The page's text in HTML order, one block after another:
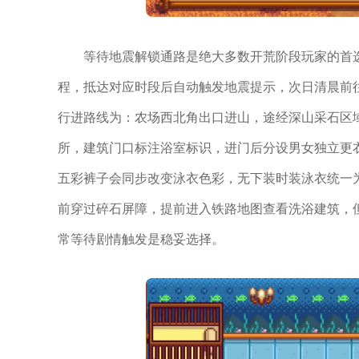
等待地震解锁通路是绝大多数开荒阶段玩家的
程，抵达对应时段后自动触发地震提示，次日清晨
行进路线为：农场西北角出口进山，途经深山采石
所，建筑门口标注浴室标识，进门后分设男女独立
五彩裤子会同步改变泳衣色彩，无下装时装泳衣统
前穿过碎石屏障，提前进入铁路地图查看洗浴建筑
常等待剧情触发是稳妥选择。